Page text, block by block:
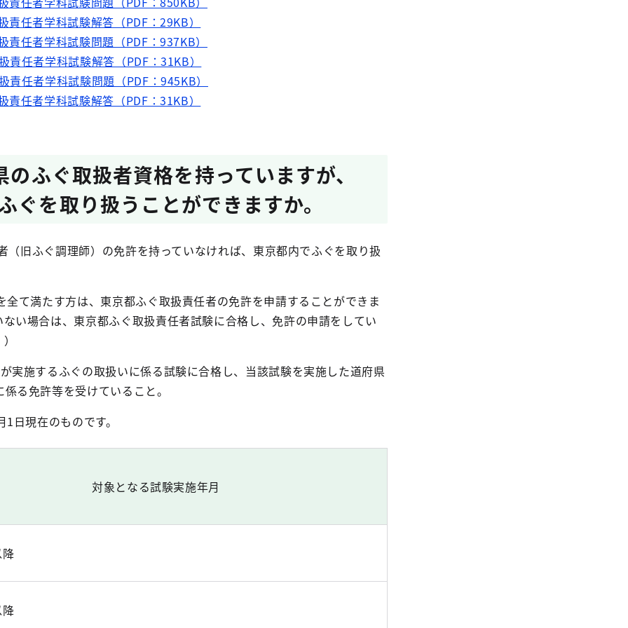
任者学科試験解答（PDF：29KB）
任者学科試験問題（PDF：937KB）
責任者学科試験解答（PDF：31KB）
責任者学科試験問題（PDF：945KB）
任者学科試験解答（PDF：31KB）
ふぐ取扱者資格を持っていますが、
ぐを取り扱うことができますか。
旧ふぐ調理師）の免許を持っていなければ、東京都内でふぐを取り扱
全て満たす方は、東京都ふぐ取扱責任者の免許を申請することができま
い場合は、東京都ふぐ取扱責任者試験に合格し、免許の申請をしてい
施するふぐの取扱いに係る試験に合格し、当該試験を実施した道府県
る免許等を受けていること。
日現在のものです。
対象となる試験実施年月